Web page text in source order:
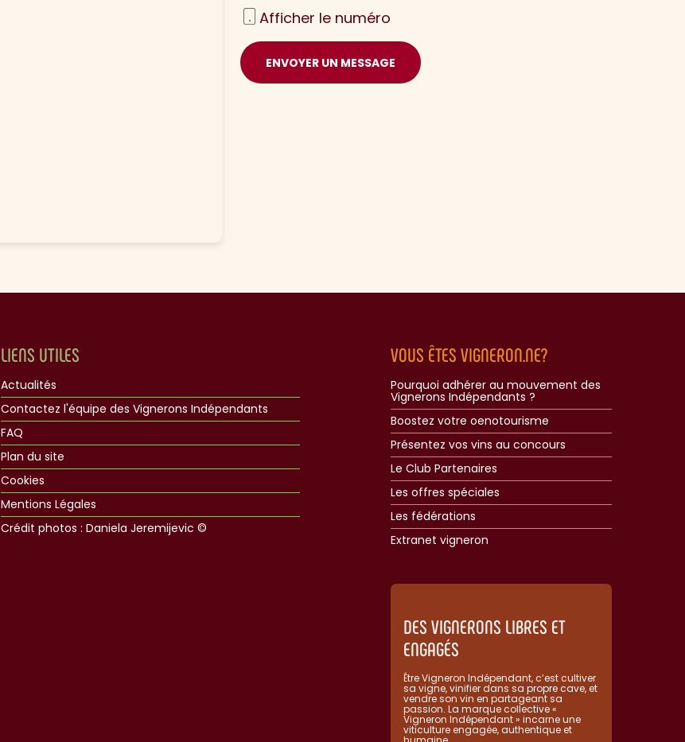
Afficher le numéro
ENVOYER UN MESSAGE
LIENS UTILES
Actualités
Contactez l'équipe des Vignerons Indépendants
FAQ
Plan du site
Cookies
Mentions Légales
Crédit photos : Daniela Jeremijevic ©​
VOUS ÊTES VIGNERON.NE?
Pourquoi adhérer au mouvement des
Vignerons Indépendants ?
Boostez votre oenotourisme
Présentez vos vins au concours
Le Club Partenaires
Les offres spéciales
Les fédérations
Extranet vigneron​
DES VIGNERONS LIBRES ET
ENGAGÉS
Être Vigneron Indépendant, c’est cultiver
sa vigne, vinifier dans sa propre cave, et
vendre son vin en partageant sa
passion. La marque collective «
Vigneron Indépendant » incarne une
viticulture engagée, authentique et